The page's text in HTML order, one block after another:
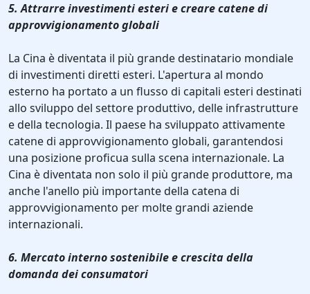
5. Attrarre investimenti esteri e creare catene di
approvvigionamento globali
La Cina è diventata il più grande destinatario mondiale
di investimenti diretti esteri. L'apertura al mondo
esterno ha portato a un flusso di capitali esteri destinati
allo sviluppo del settore produttivo, delle infrastrutture
e della tecnologia. Il paese ha sviluppato attivamente
catene di approvvigionamento globali, garantendosi
una posizione proficua sulla scena internazionale. La
Cina è diventata non solo il più grande produttore, ma
anche l'anello più importante della catena di
approvvigionamento per molte grandi aziende
internazionali.
6. Mercato interno sostenibile e crescita della
domanda dei consumatori